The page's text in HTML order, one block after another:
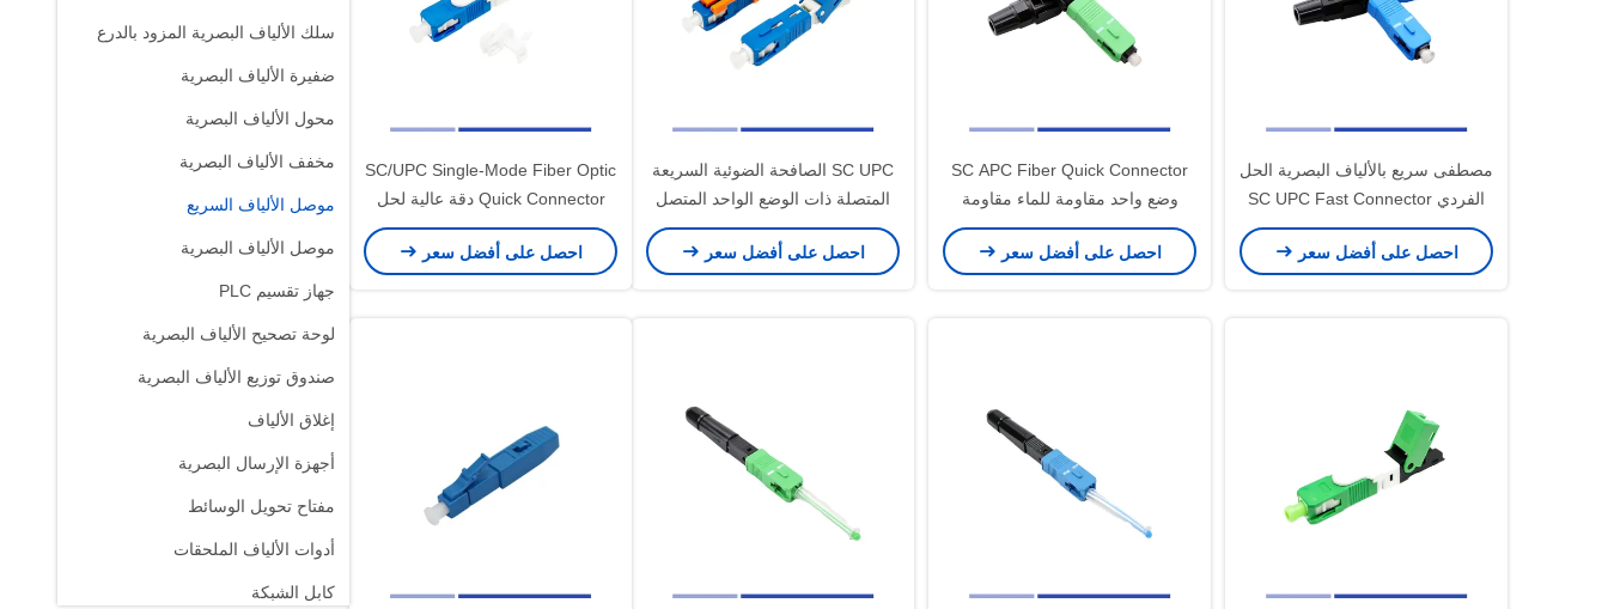
سلك الألياف البصرية المزود بالدرع
ضفيرة الألياف البصرية
محول الألياف البصرية
مخفف الألياف البصرية
موصل الألياف السريع
موصل الألياف البصرية
جهاز تقسيم PLC
لوحة تصحيح الألياف البصرية
صندوق توزيع الألياف البصرية
إغلاق الألياف
أجهزة الإرسال البصرية
مفتاح تحويل الوسائط
أدوات الألياف الملحقات
كابل الشبكة
مصطفى سريع بالألياف البصرية الحل
الفردي SC UPC Fast Connector
FTTH
احصل على أفضل سعر
SC APC Fiber Quick Connector
وضع واحد مقاومة للماء مقاومة
للاستعمال
احصل على أفضل سعر
SC UPC الصافحة الضوئية السريعة
المتصلة ذات الوضع الواحد المتصل
السريع
احصل على أفضل سعر
SC/UPC Single-Mode Fiber Optic
Quick Connector دقة عالية لحل
FTTH
احصل على أفضل سعر